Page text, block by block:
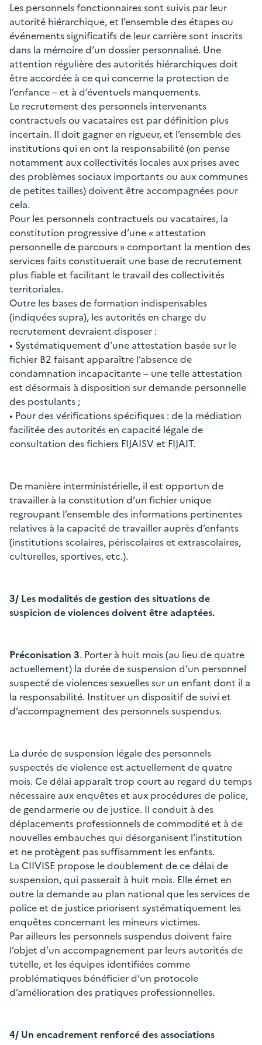
Les personnels fonctionnaires sont suivis par leur
autorité hiérarchique, et l’ensemble des étapes ou
événements significatifs de leur carrière sont inscrits
dans la mémoire d’un dossier personnalisé. Une
attention régulière des autorités hiérarchiques doit
être accordée à ce qui concerne la protection de
l’enfance – et à d’éventuels manquements.
Le recrutement des personnels intervenants
contractuels ou vacataires est par définition plus
incertain. Il doit gagner en rigueur, et l’ensemble des
institutions qui en ont la responsabilité (on pense
notamment aux collectivités locales aux prises avec
des problèmes sociaux importants ou aux communes
de petites tailles) doivent être accompagnées pour
cela.
Pour les personnels contractuels ou vacataires, la
constitution progressive d’une « attestation
personnelle de parcours » comportant la mention des
services faits constituerait une base de recrutement
plus fiable et facilitant le travail des collectivités
territoriales.
Outre les bases de formation indispensables
(indiquées supra), les autorités en charge du
recrutement devraient disposer :
• Systématiquement d’une attestation basée sur le
fichier B2 faisant apparaître l’absence de
condamnation incapacitante – une telle attestation
est désormais à disposition sur demande personnelle
des postulants ;
• Pour des vérifications spécifiques : de la médiation
facilitée des autorités en capacité légale de
consultation des fichiers FIJAISV et FIJAIT.
De manière interministérielle, il est opportun de
travailler à la constitution d’un fichier unique
regroupant l’ensemble des informations pertinentes
relatives à la capacité de travailler auprès d’enfants
(institutions scolaires, périscolaires et extrascolaires,
culturelles, sportives, etc.).
3/ Les modalités de gestion des situations de
suspicion de violences doivent être adaptées.
Préconisation 3. Porter à huit mois (au lieu de quatre
actuellement) la durée de suspension d’un personnel
suspecté de violences sexuelles sur un enfant dont il a
la responsabilité. Instituer un dispositif de suivi et
d’accompagnement des personnels suspendus.
La durée de suspension légale des personnels
suspectés de violence est actuellement de quatre
mois. Ce délai apparaît trop court au regard du temps
nécessaire aux enquêtes et aux procédures de police,
de gendarmerie ou de justice. Il conduit à des
déplacements professionnels de commodité et à de
nouvelles embauches qui désorganisent l’institution
et ne protègent pas suffisamment les enfants.
La CIIVISE propose le doublement de ce délai de
suspension, qui passerait à huit mois. Elle émet en
outre la demande au plan national que les services de
police et de justice priorisent systématiquement les
enquêtes concernant les mineurs victimes.
Par ailleurs les personnels suspendus doivent faire
l’objet d’un accompagnement par leurs autorités de
tutelle, et les équipes identifiées comme
problématiques bénéficier d’un protocole
d’amélioration des pratiques professionnelles.
4/ Un encadrement renforcé des associations